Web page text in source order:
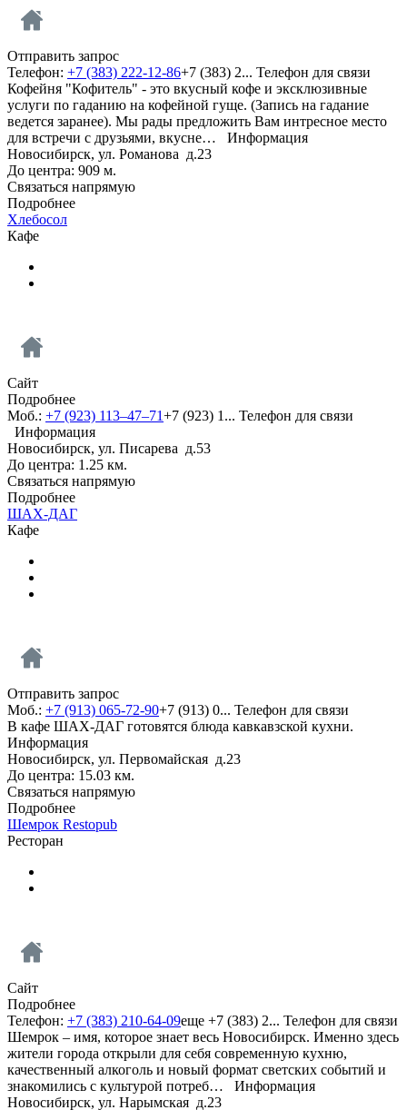
Отправить запрос
Телефон: +7 (383) 222-12-86+7 (383) 2... Телефон для связи
Кофейня "Кофитель" - это вкусный кофе и эксклюзивные
услуги по гаданию на кофейной гуще. (Запись на гадание
ведется заранее). Мы рады предложить Вам интресное место
для встречи с друзьями, вкусне… Информация
Новосибирск, ул. Романова д.23
До центра: 909 м.
Связаться напрямую
Подробнее
Хлебосол
Кафе
Сайт
Подробнее
Моб.: +7 (923) 113‒47‒71+7 (923) 1... Телефон для связи
Информация
Новосибирск, ул. Писарева д.53
До центра: 1.25 км.
Связаться напрямую
Подробнее
ШАХ-ДАГ
Кафе
Отправить запрос
Моб.: +7 (913) 065-72-90+7 (913) 0... Телефон для связи
В кафе ШАХ-ДАГ готовятся блюда кавкавзской кухни.
Информация
Новосибирск, ул. Первомайская д.23
До центра: 15.03 км.
Связаться напрямую
Подробнее
Шемрок Restopub
Ресторан
Сайт
Подробнее
Телефон: +7 (383) 210-64-09еще +7 (383) 2... Телефон для связи
Шемрок – имя, которое знает весь Новосибирск. Именно здесь
жители города открыли для себя современную кухню,
качественный алкоголь и новый формат светских событий и
знакомились с культурой потреб… Информация
Новосибирск, ул. Нарымская д.23